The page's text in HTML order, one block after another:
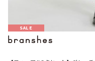
SALE